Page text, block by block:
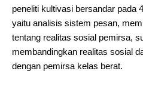
peneliti kultivasi bersandar pada
yaitu analisis sistem pesan,
tentang realitas sosial pemirsa,
membandingkan realitas sosial
dengan pemirsa kelas berat.